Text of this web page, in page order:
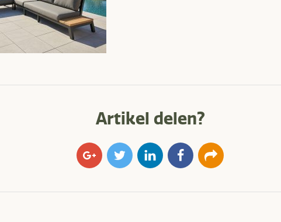
Artikel delen?
Google+TwitterLinkedInFacebook
E-